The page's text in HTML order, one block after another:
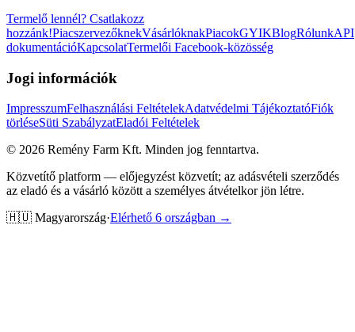
Termelő lennél? Csatlakozz
hozzánk!PiacszervezőknekVásárlóknakPiacokGYIKBlogRólunkAPI
dokumentációKapcsolatTermelői Facebook-közösség
Jogi információk
ImpresszumFelhasználási FeltételekAdatvédelmi TájékoztatóFiók
törléseSüti SzabályzatEladói Feltételek
© 2026 Remény Farm Kft. Minden jog fenntartva.
Közvetítő platform — előjegyzést közvetít; az adásvételi szerződés
az eladó és a vásárló között a személyes átvételkor jön létre.
🇭🇺 Magyarország·Elérhető 6 országban →